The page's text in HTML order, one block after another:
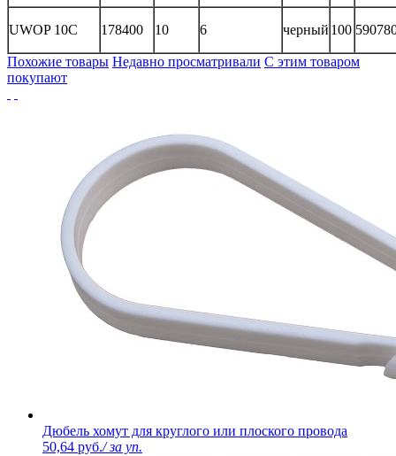
UWOP 10C 178400 10 6 черный 100
Похожие товары Недавно просматривали С этим товаром
покупают
Дюбель хомут для круглого или плоского провода
50,64 руб./ за уп.